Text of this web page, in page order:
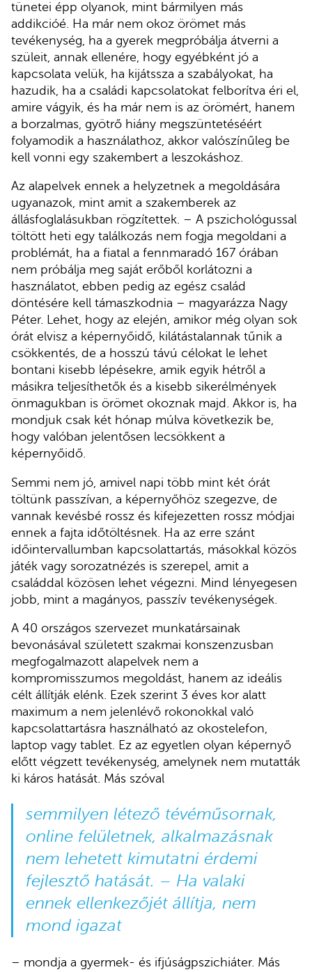
tünetei épp olyanok, mint bármilyen más
addikcióé. Ha már nem okoz örömet más
tevékenység, ha a gyerek megpróbálja átverni a
szüleit, annak ellenére, hogy egyébként jó a
kapcsolata velük, ha kijátssza a szabályokat, ha
hazudik, ha a családi kapcsolatokat felborítva éri el,
amire vágyik, és ha már nem is az örömért, hanem
a borzalmas, gyötrő hiány megszüntetéséért
folyamodik a használathoz, akkor valószínűleg be
kell vonni egy szakembert a leszokáshoz.
Az alapelvek ennek a helyzetnek a megoldására
ugyanazok, mint amit a szakemberek az
állásfoglalásukban rögzítettek. – A pszichológussal
töltött heti egy találkozás nem fogja megoldani a
problémát, ha a fiatal a fennmaradó 167 órában
nem próbálja meg saját erőből korlátozni a
használatot, ebben pedig az egész család
döntésére kell támaszkodnia – magyarázza Nagy
Péter. Lehet, hogy az elején, amikor még olyan sok
órát elvisz a képernyőidő, kilátástalannak tűnik a
csökkentés, de a hosszú távú célokat le lehet
bontani kisebb lépésekre, amik egyik hétről a
másikra teljesíthetők és a kisebb sikerélmények
önmagukban is örömet okoznak majd. Akkor is, ha
mondjuk csak két hónap múlva következik be,
hogy valóban jelentősen lecsökkent a
képernyőidő.
Semmi nem jó, amivel napi több mint két órát
töltünk passzívan, a képernyőhöz szegezve, de
vannak kevésbé rossz és kifejezetten rossz módjai
ennek a fajta időtöltésnek. Ha az erre szánt
időintervallumban kapcsolattartás, másokkal közös
játék vagy sorozatnézés is szerepel, amit a
családdal közösen lehet végezni. Mind lényegesen
jobb, mint a magányos, passzív tevékenységek.
A 40 országos szervezet munkatársainak
bevonásával született szakmai konszenzusban
megfogalmazott alapelvek nem a
kompromisszumos megoldást, hanem az ideális
célt állítják elénk. Ezek szerint 3 éves kor alatt
maximum a nem jelenlévő rokonokkal való
kapcsolattartásra használható az okostelefon,
laptop vagy tablet. Ez az egyetlen olyan képernyő
előtt végzett tevékenység, amelynek nem mutatták
ki káros hatását. Más szóval
semmilyen létező tévéműsornak,
online felületnek, alkalmazásnak
nem lehetett kimutatni érdemi
fejlesztő hatását. – Ha valaki
ennek ellenkezőjét állítja, nem
mond igazat
– mondja a gyermek- és ifjúságpszichiáter. Más